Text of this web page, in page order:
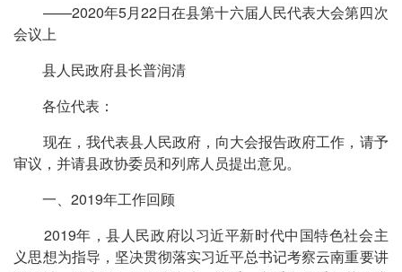
——2020年5月22日在县第十六届人民代表大会第四次
会议上
县人民政府县长普润清
各位代表：
现在，我代表县人民政府，向大会报告政府工作，请予
审议，并请县政协委员和列席人员提出意见。
一、2019年工作回顾
2019年，县人民政府以习近平新时代中国特色社会主
义思想为指导，坚决贯彻落实习近平总书记考察云南重要讲